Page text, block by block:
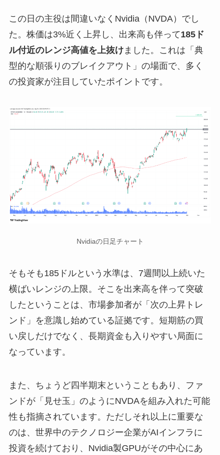
この日の主役は間違いなくNvidia（NVDA）でし
た。株価は3%近く上昇し、出来高も伴って185ド
ル付近のレンジ高値を上抜けました。これは「典
型的な順張りのブレイクアウト」の場面で、多く
の投資家が注目していたポイントです。
Nvidiaの日足チャート
そもそも185ドルという水準は、7週間以上続いた
横ばいレンジの上限。そこを出来高を伴って突破
したということは、市場参加者が「次の上昇トレ
ンド」を意識し始めている証拠です。短期筋の買
い戻しだけでなく、長期資金も入りやすい局面に
なっています。
また、ちょうど四半期末ということもあり、ファ
ンドが「見せ玉」のようにNVDAを組み入れた可能
性も指摘されています。ただしそれ以上に重要な
のは、世界中のテクノロジー企業がAIインフラに
投資を続けており、Nvidia製GPUがその中心にあ